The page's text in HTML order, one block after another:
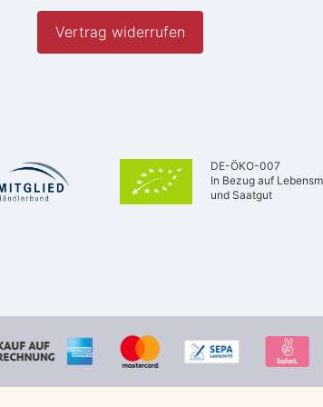
Vertrag widerrufen
DE-ÖKO-007
In Bezug auf
und Saatgut